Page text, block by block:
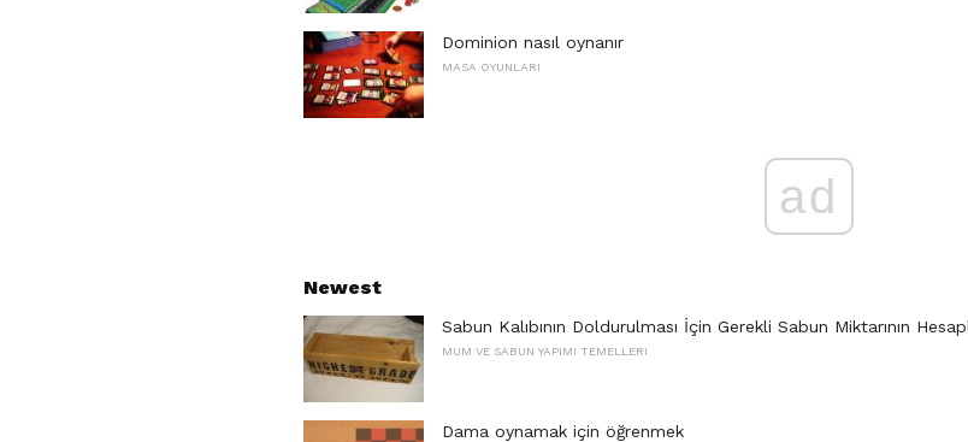
Dominion nasıl oynanır
MASA OYUNLARI
ad
Newest
Sabun Kalıbının Doldurulması İçin Gerekli Sabun Miktarının
MUM VE SABUN YAPIMI TEMELLERI
Dama oynamak için öğrenmek